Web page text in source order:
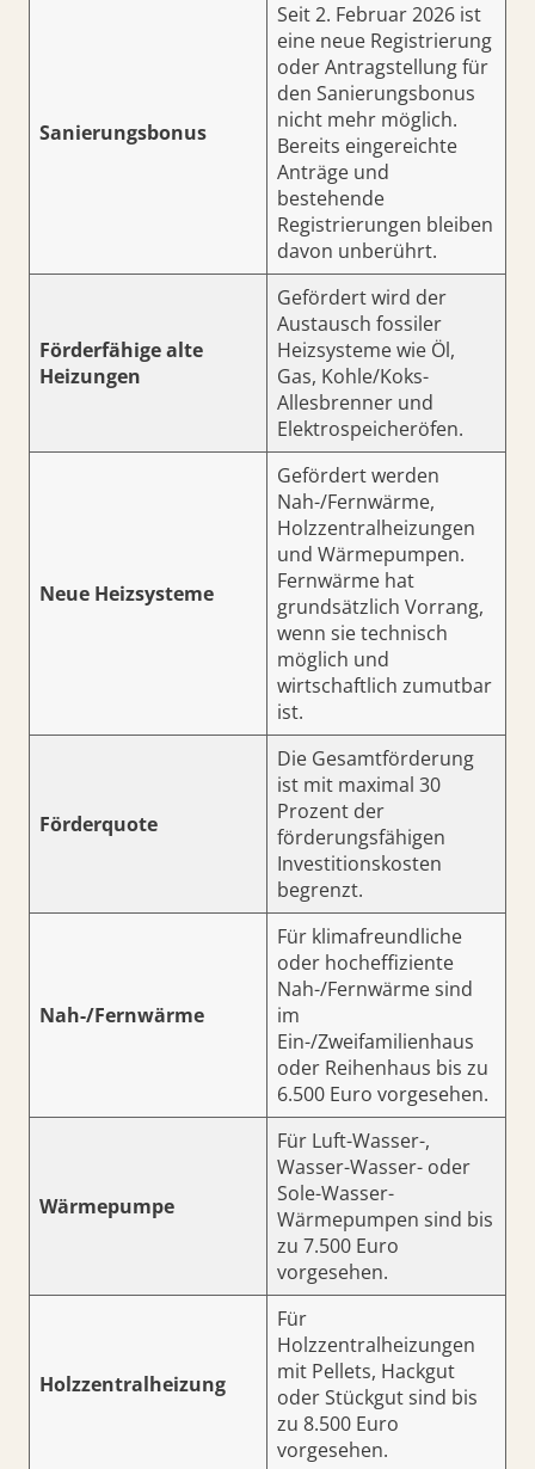
Sanierungsbonus
Seit 2. Februar 2026 ist
eine neue Registrierung
oder Antragstellung für
den Sanierungsbonus
nicht mehr möglich.
Bereits eingereichte
Anträge und
bestehende
Registrierungen bleiben
davon unberührt.
Förderfähige alte
Heizungen
Gefördert wird der
Austausch fossiler
Heizsysteme wie Öl,
Gas, Kohle/Koks-
Allesbrenner und
Elektrospeicheröfen.
Neue Heizsysteme
Gefördert werden
Nah-/Fernwärme,
Holzzentralheizungen
und Wärmepumpen.
Fernwärme hat
grundsätzlich Vorrang,
wenn sie technisch
möglich und
wirtschaftlich zumutbar
ist.
Förderquote
Die Gesamtförderung
ist mit maximal 30
Prozent der
förderungsfähigen
Investitionskosten
begrenzt.
Nah-/Fernwärme
Für klimafreundliche
oder hocheffiziente
Nah-/Fernwärme sind
im
Ein-/Zweifamilienhaus
oder Reihenhaus bis zu
6.500 Euro vorgesehen.
Wärmepumpe
Für Luft-Wasser-,
Wasser-Wasser- oder
Sole-Wasser-
Wärmepumpen sind bis
zu 7.500 Euro
vorgesehen.
Holzzentralheizung
Für
Holzzentralheizungen
mit Pellets, Hackgut
oder Stückgut sind bis
zu 8.500 Euro
vorgesehen.